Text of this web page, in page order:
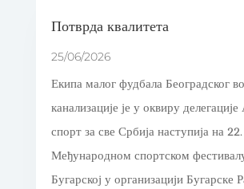
Потврда квалитета
25/06/2026
Екипа малог фудбала Београдског
канализације је у оквиру делегације
спорт за све Србија наступија на 22.
Међународном спортском
Бугарској у организацији Бугарске